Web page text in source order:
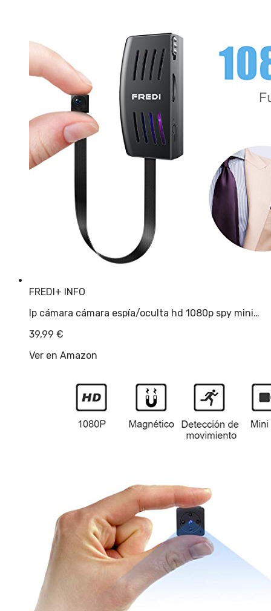
FREDI+ INFO
Ip cámara cámara espía/oculta hd 1080p spy mini…
39,99 €
Ver en Amazon